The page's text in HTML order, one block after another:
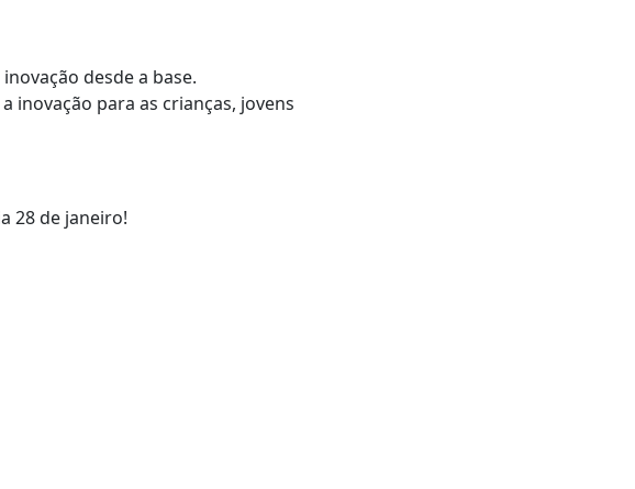
desde a base.
inovação para as crianças, jovens
28 de janeiro!